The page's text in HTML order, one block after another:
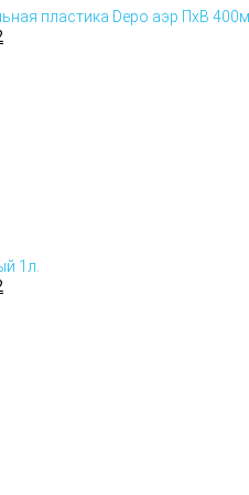
пластика Depo аэр ПхВ
1л.